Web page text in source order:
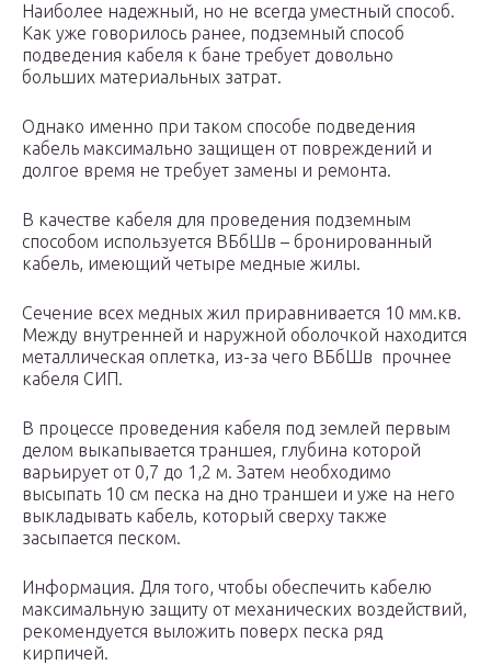
Наиболее надежный, но не всегда уместный способ.
Как уже говорилось ранее, подземный способ
подведения кабеля к бане требует довольно
больших материальных затрат.
Однако именно при таком способе подведения
кабель максимально защищен от повреждений и
долгое время не требует замены и ремонта.
В качестве кабеля для проведения подземным
способом используется ВБбШв – бронированный
кабель, имеющий четыре медные жилы.
Сечение всех медных жил приравнивается 10 мм.кв.
Между внутренней и наружной оболочкой находится
металлическая оплетка, из-за чего ВБбШв прочнее
кабеля СИП.
В процессе проведения кабеля под землей первым
делом выкапывается траншея, глубина которой
варьирует от 0,7 до 1,2 м. Затем необходимо
высыпать 10 см песка на дно траншеи и уже на него
выкладывать кабель, который сверху также
засыпается песком.
Информация. Для того, чтобы обеспечить кабелю
максимальную защиту от механических воздействий,
рекомендуется выложить поверх песка ряд
кирпичей.